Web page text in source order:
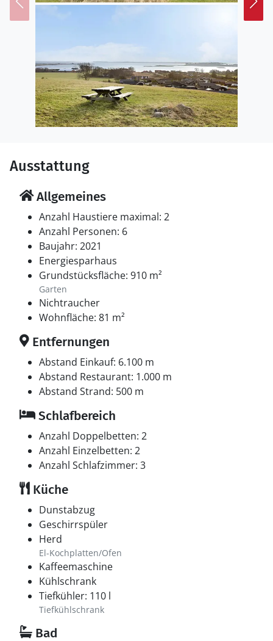
ein Schlauchboot oder ein kleines Segelboot zu Wasser
surffreundlich, auch für Anfänger. Bei windigem Wetter
werden Sie eine Menge Surfer auf dem Wasser sehen.
Die Gegend ist ebenfalls ein Paradies für Angler und
Sie brauchen nur wenige hundert Meter laufen, um
Ihre Köder in die Bucht zu werfen. Für ganzjährigen
Schwimmen ein.
Ausstattung
Allgemeines
Anzahl Haustiere maximal: 2
Anzahl Personen: 6
Baujahr: 2021
Energiesparhaus
Grundstücksfläche: 910 m²
Garten
Nichtraucher
Wohnfläche: 81 m²
Entfernungen
Abstand Einkauf: 6.100 m
Abstand Restaurant: 1.000 m
Abstand Strand: 500 m
Schlafbereich
Anzahl Doppelbetten: 2
Anzahl Einzelbetten: 2
Anzahl Schlafzimmer: 3
Küche
Dunstabzug
Geschirrspüler
Herd
El-Kochplatten/Ofen
Kaffeemaschine
Kühlschrank
Tiefkühler: 110 l
Tiefkühlschrank
Bad